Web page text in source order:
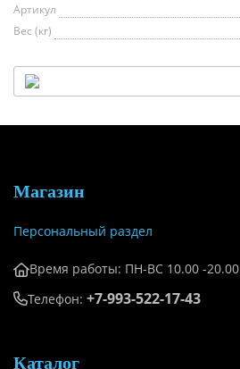
Артикул
Вес (кг)
Магазин
Персональный раздел
Время работы: ПН-ВС 10.00 -20.00
Телефон: +7-993-522-17-43
Каталог